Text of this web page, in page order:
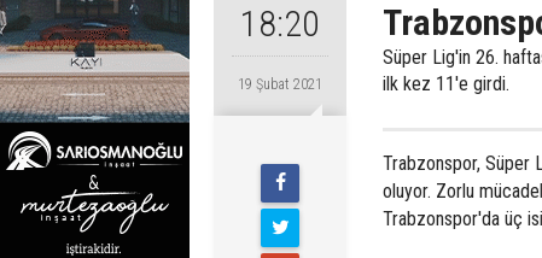
18:20
19 Şubat 2021
Süper Lig'in 26.
ilk kez 11'e girdi.
Trabzonspor, Süper
oluyor. Zorlu
Trabzonspor'da üç